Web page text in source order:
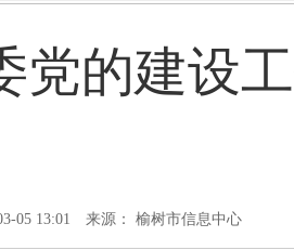
党的建设
05 13:01 来源： 榆树市信息中心